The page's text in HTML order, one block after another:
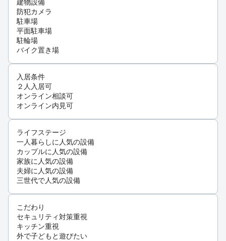
建物設備
防犯カメラ
駐車場
平面駐車場
駐輪場
バイク置き場
入居条件
２人入居可
オンライン相談可
オンライン内見可
ライフステージ
一人暮らしに人気の設備
カップルに人気の設備
家族に人気の設備
夫婦に人気の設備
三世代で人気の設備
こだわり
セキュリティ対策重視
キッチン重視
外で子どもと遊びたい